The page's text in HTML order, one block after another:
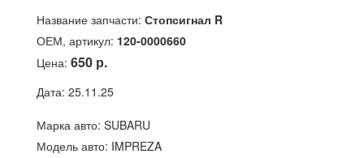
Название запчасти: Стопсигнал R
ОЕМ, артикул: 120-0000660
Цена: 650 р.
Дата: 25.11.25
Марка авто: SUBARU
Модель авто: IMPREZA